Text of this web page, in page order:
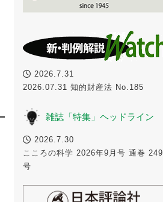
2026.7.31
2026.07.31 知的財産法 No.185
雑誌「特集」ヘッドライン
2026.7.30
こころの科学 2026年9月号 通巻 249
号